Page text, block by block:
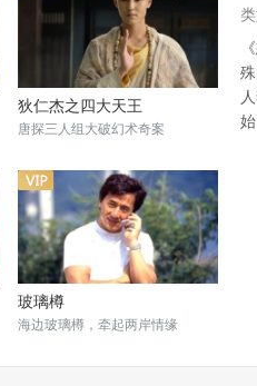
狄仁杰之四大天王
唐探三人组大破幻术奇案
玻璃樽
海边玻璃樽，牵起两岸情缘